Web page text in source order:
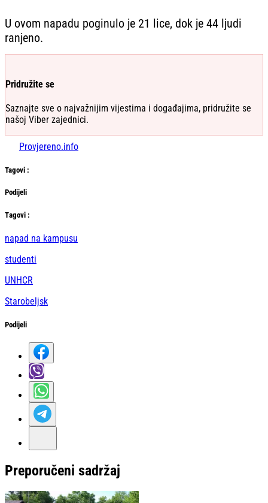
U ovom napadu poginulo je 21 lice, dok je 44 ljudi
ranjeno.
Pridružite se
Saznajte sve o najvažnijim vijestima i događajima, pridružite se
našoj Viber zajednici.
Provjereno.info
Tagovi :
Podijeli
Тagovi :
napad na kampusu
studenti
UNHCR
Starobeljsk
Podijeli
Preporučeni sadržaj